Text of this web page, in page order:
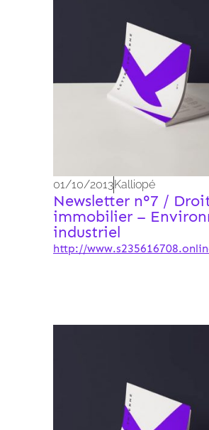
01/10/2013Kalliopé
Newsletter n°7 /
immobilier –
industriel
http://